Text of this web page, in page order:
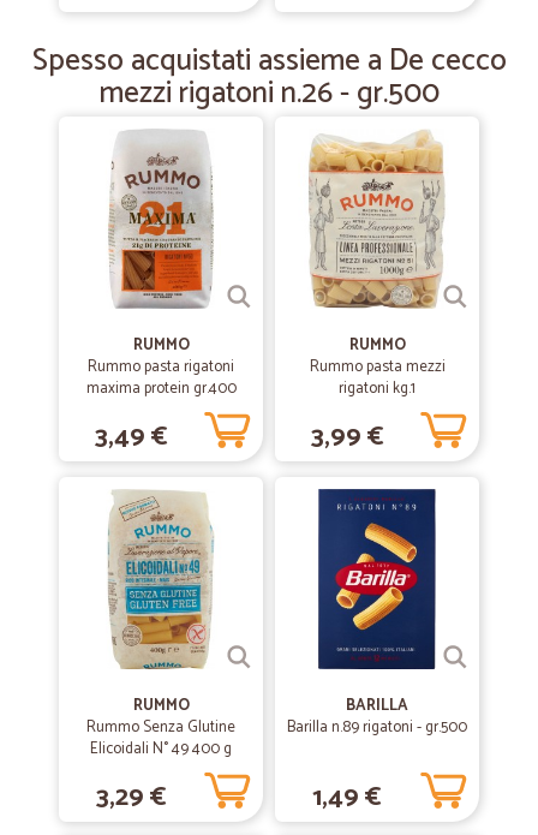
Giuliano M.
Servizio ottimo ma spese elevate
Il servizio è ottimo anche perché permette l'acquisto di prodotti non
ovunque reperibili ma le spese di spedizione sono elevate.
Spesso acquistati assieme a De cecco
mezzi rigatoni n.26 - gr.500
RUMMO
Rummo pasta rigatoni
maxima protein gr.400
3,49 €
RUMMO
Rummo pasta mezzi
rigatoni kg.1
3,99 €
RUMMO
Rummo Senza Glutine
Elicoidali N° 49 400 g
3,29 €
BARILLA
Barilla n.89 rigatoni - gr.500
1,49 €